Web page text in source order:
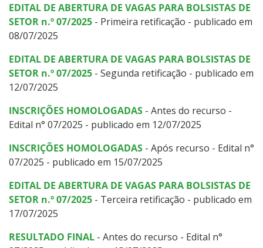
EDITAL DE ABERTURA DE VAGAS PARA BOLSISTAS DE
SETOR n.º 07/2025 - Primeira retificação - publicado em
08/07/2025
EDITAL DE ABERTURA DE VAGAS PARA BOLSISTAS DE
SETOR n.º 07/2025 - Segunda retificação - publicado em
12/07/2025
INSCRIÇÕES HOMOLOGADAS - Antes do recurso -
Edital n° 07/2025 - publicado em 12/07/2025
INSCRIÇÕES HOMOLOGADAS - Após recurso - Edital n°
07/2025 - publicado em 15/07/2025
EDITAL DE ABERTURA DE VAGAS PARA BOLSISTAS DE
SETOR n.º 07/2025 - Terceira retificação - publicado em
17/07/2025
RESULTADO FINAL - Antes do recurso - Edital n°